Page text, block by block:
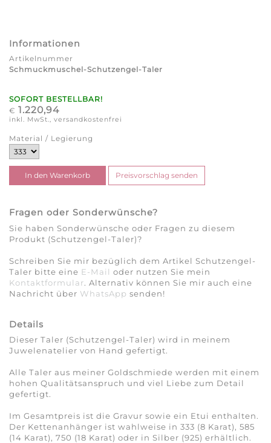
Informationen
Artikelnummer
Schmuckmuschel-Schutzengel-Taler
SOFORT BESTELLBAR!
€ 1.220,94
inkl. MwSt., versandkostenfrei
Material / Legierung
Fragen oder Sonderwünsche?
Sie haben Sonderwünsche oder Fragen zu diesem
Produkt (Schutzengel-Taler)?
Schreiben Sie mir bezüglich dem Artikel Schutzengel-
Taler bitte eine E-Mail oder nutzen Sie mein
Kontaktformular. Alternativ können Sie mir auch eine
Nachricht über WhatsApp senden!
Details
Dieser Taler (Schutzengel-Taler) wird in meinem
Juwelenatelier von Hand gefertigt.
Alle Taler aus meiner Goldschmiede werden mit einem
hohen Qualitätsanspruch und viel Liebe zum Detail
gefertigt.
Im Gesamtpreis ist die Gravur sowie ein Etui enthalten.
Der Kettenanhänger ist wahlweise in 333 (8 Karat), 585
(14 Karat), 750 (18 Karat) oder in Silber (925) erhältlich.